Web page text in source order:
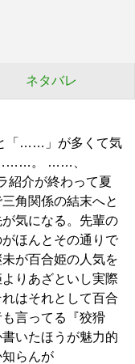
ネタバレ
「……」が多くて気
………。 ……、
介が終わって夏
角関係の結末へと
気になる。先輩の
ほんとその通りで
が百合姫の人気を
りあざといし実際
はそれとして百合
言ってる『狡猾
いたほうが魅力的
らんが